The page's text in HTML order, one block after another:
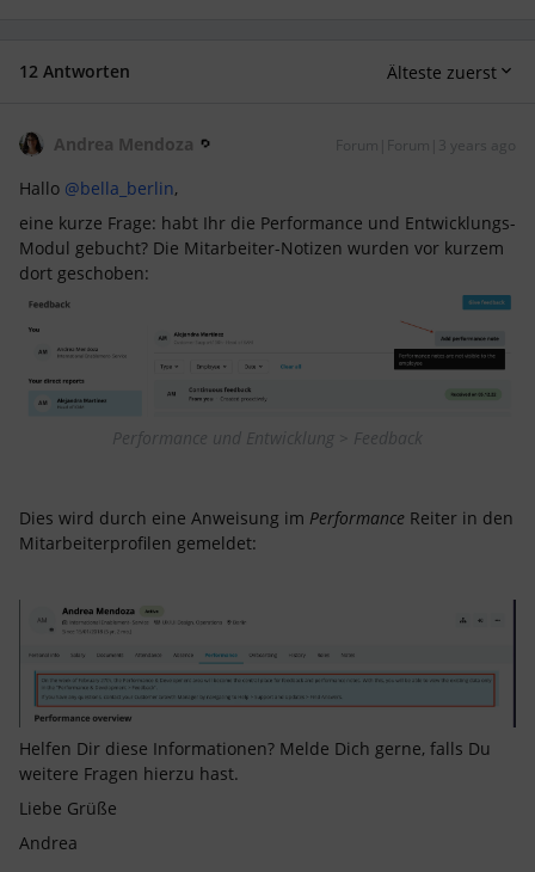
12 Antworten Älteste zuerst
Andrea Mendoza Forum|Forum|3 years ago
Hallo @bella_berlin,
eine kurze Frage: habt Ihr die Performance und Entwicklungs-
Modul gebucht? Die Mitarbeiter-Notizen wurden vor kurzem
dort geschoben:
Performance und Entwicklung > Feedback
Dies wird durch eine Anweisung im Performance Reiter in den
Mitarbeiterprofilen gemeldet:
Helfen Dir diese Informationen? Melde Dich gerne, falls Du
weitere Fragen hierzu hast.
Liebe Grüße
Andrea